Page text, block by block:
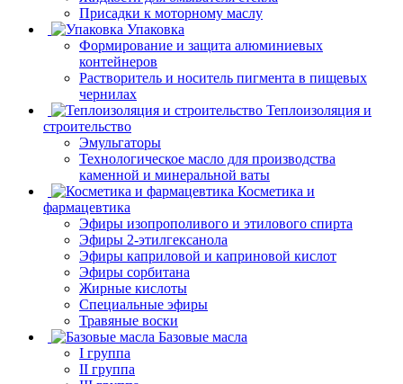
Присадки к моторному маслу
Упаковка
Формирование и защита алюминиевых
контейнеров
Растворитель и носитель пигмента в пищевых
чернилах
Теплоизоляция и
строительство
Эмульгаторы
Технологическое масло для производства
каменной и минеральной ваты
Косметика и
фармацевтика
Эфиры изопрополивого и этилового спирта
Эфиры 2-этилгексанола
Эфиры каприловой и каприновой кислот
Эфиры сорбитана
Жирные кислоты
Специальные эфиры
Травяные воски
Базовые масла
I группа
II группа